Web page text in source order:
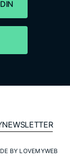
NEWSLETTER
BY LOVEMYWEB